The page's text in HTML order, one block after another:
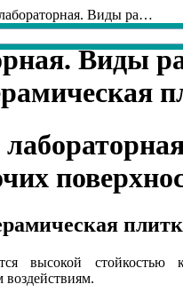
Виды ра…
Виды
высокой
воздействиям.